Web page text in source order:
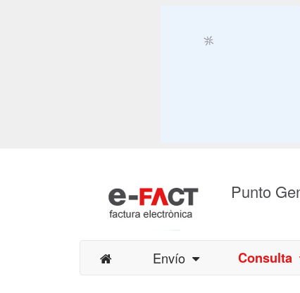
Punto
Envío Consulta